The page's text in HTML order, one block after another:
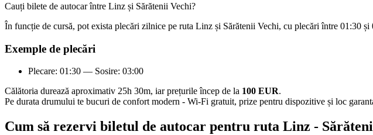
Cauți bilete de autocar între Linz și Sărătenii Vechi?
În funcție de cursă, pot exista plecări zilnice pe ruta Linz și Sărătenii Vechi, cu plecări între 01:30
Exemple de plecări
Plecare: 01:30 — Sosire: 03:00
Călătoria durează aproximativ 25h 30m, iar prețurile încep de la 100 EUR.
Pe durata drumului te bucuri de confort modern - Wi-Fi gratuit, prize pentru dispozitive și loc
Cum să rezervi biletul de autocar pentru ruta Linz -